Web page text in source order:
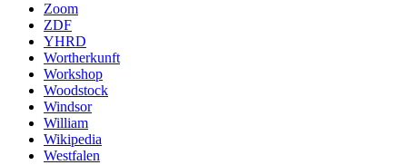
Zoom
ZDF
YHRD
Wortherkunft
Workshop
Woodstock
Windsor
William
Wikipedia
Westfalen